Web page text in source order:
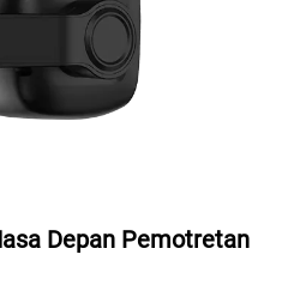
Depan Pemotretan